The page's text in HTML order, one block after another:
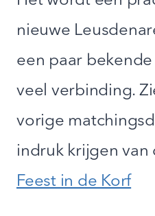
nieuwe
een paar
veel verbinding.
vorige
indruk krijgen van
Feest in de Korf